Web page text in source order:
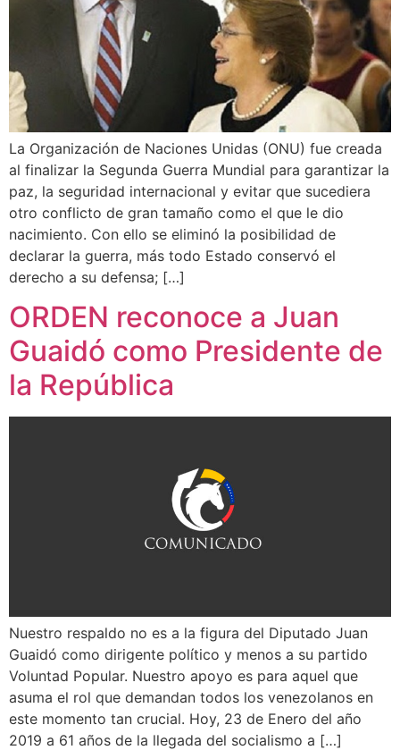
La Organización de Naciones Unidas (ONU) fue creada
al finalizar la Segunda Guerra Mundial para garantizar la
paz, la seguridad internacional y evitar que sucediera
otro conflicto de gran tamaño como el que le dio
nacimiento. Con ello se eliminó la posibilidad de
declarar la guerra, más todo Estado conservó el
derecho a su defensa; […]
ORDEN reconoce a Juan
Guaidó como Presidente de
la República
Nuestro respaldo no es a la figura del Diputado Juan
Guaidó como dirigente político y menos a su partido
Voluntad Popular. Nuestro apoyo es para aquel que
asuma el rol que demandan todos los venezolanos en
este momento tan crucial. Hoy, 23 de Enero del año
2019 a 61 años de la llegada del socialismo a […]